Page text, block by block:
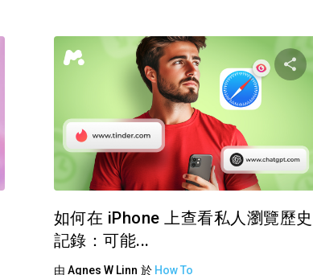
複製連接 推特
如何在 iPhone 上查看私人瀏覽歷史
記錄：可能...
由 Agnes W Linn 於 How To